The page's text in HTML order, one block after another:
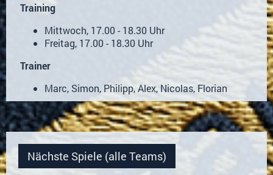
Training
Mittwoch, 17.00 - 18.30 Uhr
Freitag, 17.00 - 18.30 Uhr
Trainer
Marc, Simon, Philipp, Alex, Nicolas, Florian
Nächste Spiele (alle Teams)